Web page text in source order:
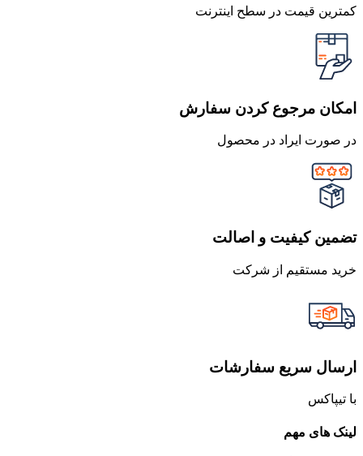
کمترین قیمت در سطح اینترنت
امکان مرجوع کردن سفارش
در صورت ایراد در محصول
تضمین کیفیت و اصالت
خرید مستقیم از شرکت
ارسال سریع سفارشات
با تیپاکس
لینک های مهم